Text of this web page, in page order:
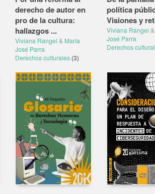
derecho de autor en
pro de la cultura:
hallazgos ...
Viviana Rangel & María
José Parra
Derechos culturales (3)
política
Visiones y
Viviana Rangel &
José Parra
Derechos